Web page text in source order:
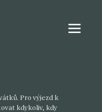
Pro výjezd k
kdykoliv, kdy